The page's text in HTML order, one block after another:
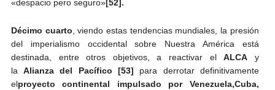
«despacio pero seguro»[52].
Décimo cuarto , viendo estas tendencias mundiales, la presión
del imperialismo occidental sobre Nuestra América está
destinada, entre otros objetivos, a reactivar elALCA y
laAlianza del Pacífico [53] para derrotar definitivamente
elproyecto continental impulsado por Venezuela,Cuba,